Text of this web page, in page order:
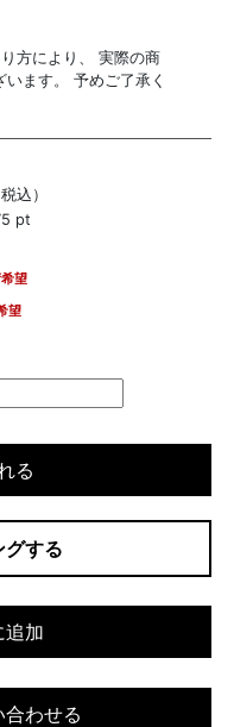
方により、 実際の商
ます。 予めご了承く
込）
pt
望
望
る
グする
追加
わせる